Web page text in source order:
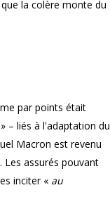
la colère monte du
par points était
– liés à l'adaptation du
Macron est revenu
assurés pouvant
inciter « au